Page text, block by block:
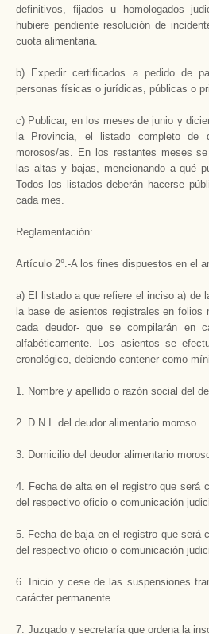
definitivos, fijados u homologados
hubiere pendiente resolución de
cuota alimentaria.
b) Expedir certificados a pedido de
personas físicas o jurídicas, públicas o
c) Publicar, en los meses de junio y
la Provincia, el listado completo de
morosos/as. En los restantes meses
las altas y bajas, mencionando a qué
Todos los listados deberán hacerse
cada mes.
Reglamentación:
Artículo 2°.-A los fines dispuestos en el
a) El listado a que refiere el inciso a) de
la base de asientos registrales en folios
cada deudor- que se compilarán en
alfabéticamente. Los asientos se
cronológico, debiendo contener como
1. Nombre y apellido o razón social del
2. D.N.I. del deudor alimentario moroso.
3. Domicilio del deudor alimentario
4. Fecha de alta en el registro que será
del respectivo oficio o comunicación
5. Fecha de baja en el registro que será
del respectivo oficio o comunicación
6. Inicio y cese de las suspensiones
carácter permanente.
7. Juzgado y secretaría que ordena la